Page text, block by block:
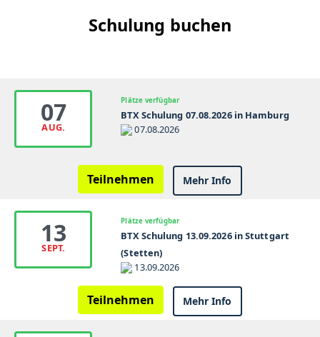
prüfen. Bei Beschädigungen nicht verwenden.
Produkten, wie Botulinum oder medizinischen
Injektionsflüssigkeiten, ausschließlich von
geschultem, medizinisch qualifiziertem
Fachpersonal, hierzu zählen das Heilgewerbe
sowie das Gesundheitswesen, in
Übereinstimmung mit den lokal geltenden
Vorschriften, durchgeführt werden sollte.
Schulung buchen
07
AUG.
Plätze verfügbar
BTX Schulung 07.08.2026 in Hamburg
07.08.2026
Teilnehmen Mehr Info
13
SEPT.
Plätze verfügbar
BTX Schulung 13.09.2026 in Stuttgart
(Stetten)
13.09.2026
Teilnehmen Mehr Info